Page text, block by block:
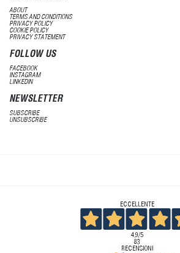
ABOUT
TERMS AND CONDITIONS
PRIVACY POLICY
COOKIE POLICY
PRIVACY STATEMENT
FOLLOW US
FACEBOOK
INSTAGRAM
LINKEDIN
NEWSLETTER
SUBSCRIBE
UNSUBSCRIBE
ECCELLENTE
4,9/5
83
RECENSIONI